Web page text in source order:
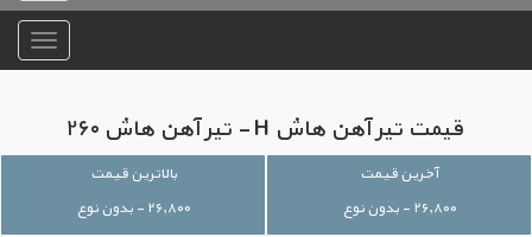
قیمت تیر آهن هاش H - تیر آهن هاش ۲۶۰
آخرین قیمت
۲۶,۸۰۰ - بدون نوع
بالاترین قیمت
۲۶,۸۰۰ - بدون نوع